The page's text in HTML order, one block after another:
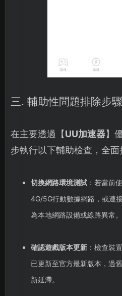
三. 輔助性問題排除步驟
在主要透過【UU加速器】
步執行以下輔助檢查，全面
切換網路環境測試：若當前
4G/5G行動數據網路，或連
為本地網路設備或線路異常。
確認遊戲版本更新：檢查裝
已更新至官方最新版本，過
新延滯。